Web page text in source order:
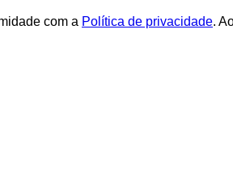
com a Política de privacidade.